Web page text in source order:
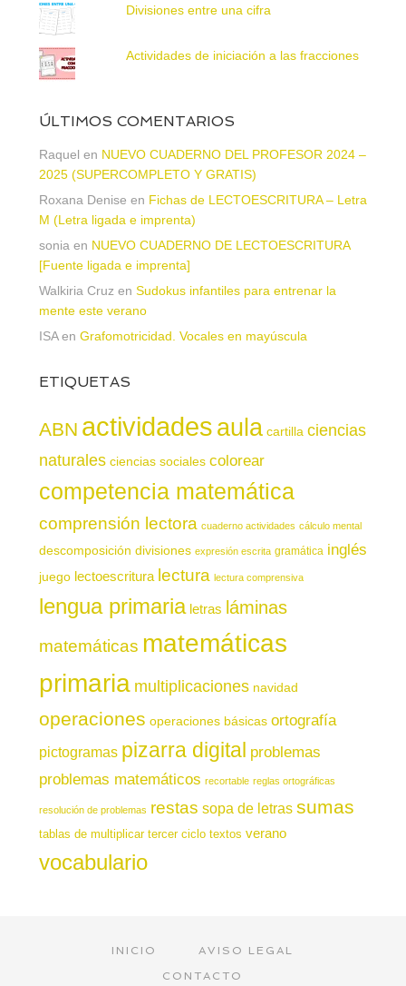
Divisiones entre una cifra
Actividades de iniciación a las fracciones
ÚLTIMOS COMENTARIOS
Raquel en NUEVO CUADERNO DEL PROFESOR 2024 –
2025 (SUPERCOMPLETO Y GRATIS)
Roxana Denise en Fichas de LECTOESCRITURA – Letra
M (Letra ligada e imprenta)
sonia en NUEVO CUADERNO DE LECTOESCRITURA
[Fuente ligada e imprenta]
Walkiria Cruz en Sudokus infantiles para entrenar la
mente este verano
ISAen Grafomotricidad. Vocales en mayúscula
ETIQUETAS
ABN actividadesaula cartilla ciencias
naturales ciencias sociales colorear
competencia matemática
comprensión lectora cuaderno actividades cálculo mental
descomposición divisiones expresión escrita gramática inglés
juego lectoescritura lectura lectura comprensiva
lengua primaria letras láminas
matemáticas matemáticas
primaria multiplicaciones navidad
operaciones operaciones básicas ortografía
pictogramas pizarra digital problemas
problemas matemáticos recortable reglas ortográficas
resolución de problemas restas sopa de letras sumas
tablas de multiplicar tercer ciclo textos verano
vocabulario
INICIO
AVISO LEGAL
CONTACTO